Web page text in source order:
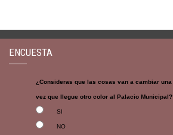
ENCUESTA
¿Consideras que las cosas van a cambiar una
vez que llegue otro color al Palacio Municipal?
SI
NO